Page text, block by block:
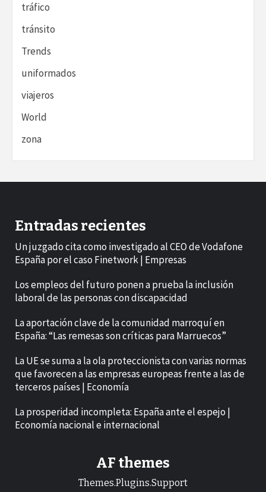
tráfico
tránsito
Trends
uniformados
viajeros
World
zona
Entradas recientes
Un juzgado cita como investigado al CEO de Vodafone
España por el caso Finetwork | Empresas
Los empleos del futuro ponen a prueba la inclusión
laboral de las personas con discapacidad
La aportación clave de la comunidad marroquí en
España: “Las remesas son críticas para Marruecos”
La UE se suma a la ola proteccionista con varias normas
que favorecen a las empresas europeas frente a las de
terceros países | Economía
La prosperidad incompleta: España ante el espejo |
Economía nacional e internacional
AF themes
Themes.Plugins.Support